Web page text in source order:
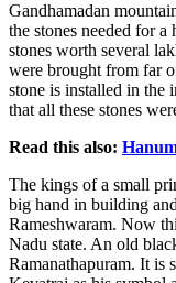
Gandhamadan
the stones needed for
stones worth several
were brought from far
stone is installed in the
that all these stones
Read this also:
The kings of a small
big hand in building
Rameshwaram. Now
Nadu state. An old
Ramanathapuram. It is